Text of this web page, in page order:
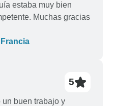
estaba muy bien
Muchas gracias
5
buen trabajo y